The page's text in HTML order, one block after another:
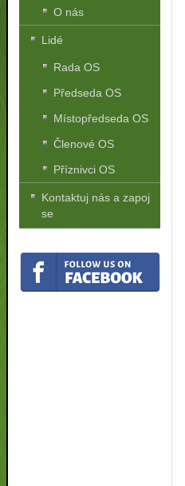
O nás
Lidé
Rada OS
Předseda OS
Místopředseda OS
Členové OS
Příznivci OS
Kontaktuj nás a zapoj
se